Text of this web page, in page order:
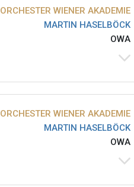
ORCHESTER WIENER AKADEMIE
MARTIN HASELBÖCK
OWA
ORCHESTER WIENER AKADEMIE
MARTIN HASELBÖCK
OWA